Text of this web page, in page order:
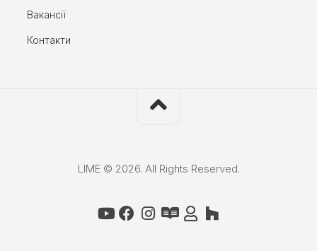
Вакансії
Контакти
LIME © 2026. All Rights Reserved.